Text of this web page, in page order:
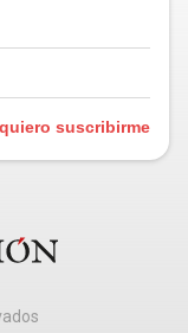
suscribirme